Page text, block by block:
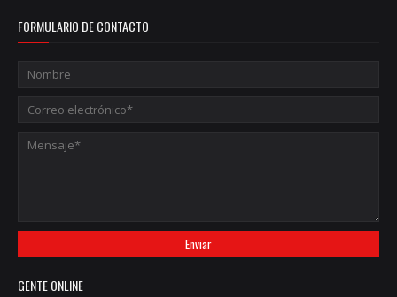
FORMULARIO DE CONTACTO
GENTE ONLINE